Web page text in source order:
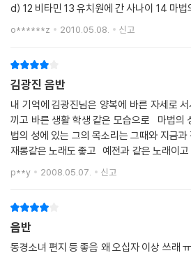
d) 12 비타민 13 유치원에 간 사나이 14 마법
o******z 2010.05.08. 신고
김광진 음반
내 기억에 김광진님은 양복에 바른 자세로
끼고 바른 생활 학생 같은 모습으로 마법의 성을 부르시던 모습이다. 마
법의 성에 있는 그의 목소리는 그때와 지금
재롱같은 노래도 좋고 예전과 같은 노래이고
악 느낌을 글로 쓰는 재주가 없어서 뭐라 쓰
p**y 2008.05.07. 신고
음반
동경소녀 편지 등 좋음 왜 오십자 이상 쓰래